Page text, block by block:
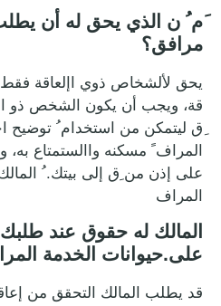
َم ُ ن الذي يحق له أن
مرافق؟
يحق لألشخاص ذوي اإلعاقة
قة، ويجب أن يكون الشخص ذو
ِق ليتمكن من استخدام ُ توضيح
المراف ً مسكنه واالستمتاع
على إذن من ِق إلى بيتك.
المراف
المالك له حقوق عند
على.حيوانات الخدمة
قد يطلب المالك التحقق من